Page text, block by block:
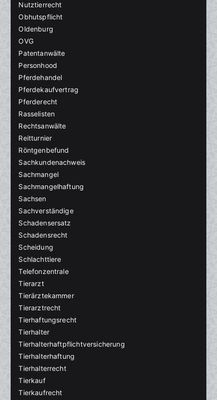
Nutztierrecht
Obhutspflicht
Oldenburg
OVG
Patentanwälte
Personhood
Pferdehandel
Pferdekaufvertrag
Pferderecht
Rasselisten
Rechtsanwälte
Reitturnier
Röntgenbefund
Sachkundenachweis
Sachmangel
Sachmangelhaftung
Sachsen
Sachverständige
Schadensersatz
Schadensrecht
Scheidung
Schlachttiere
Telefonzentrale
Tierarzt
Tierärztekammer
Tierarztrecht
Tierhaftungsrecht
Tierhalter
Tierhalterhaftpflichtversicherung
Tierhalterhaftung
Tierhalterrecht
Tierkauf
Tierkaufrecht